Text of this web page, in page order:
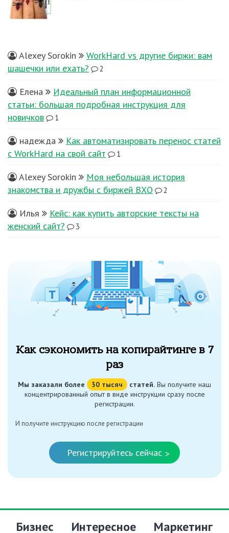
Alexey Sorokin
WorkHard vs другие биржи: вам
шашечки или ехать?
2
Елена
Идеальный план информационной
статьи: большая подробная инструкция для
новичков
1
надежда
Как автоматизировать перенос статей
с WorkHard на свой сайт
1
Alexey Sorokin
Моя небольшая история
знакомства и дружбы с биржей ВХО
2
Илья
Кейс: как купить авторские тексты на
женский сайт?
3
Как сэкономить на копирайтинге в 7
раз
Мы заказали более 30 тысяч статей. Вы получите наш
концентрированный опыт в виде инструкции сразу после
регистрации.
И получите инструкцию после регистрации
Регистрируйтесь сейчас >
Бизнес Интересное Маркетинг